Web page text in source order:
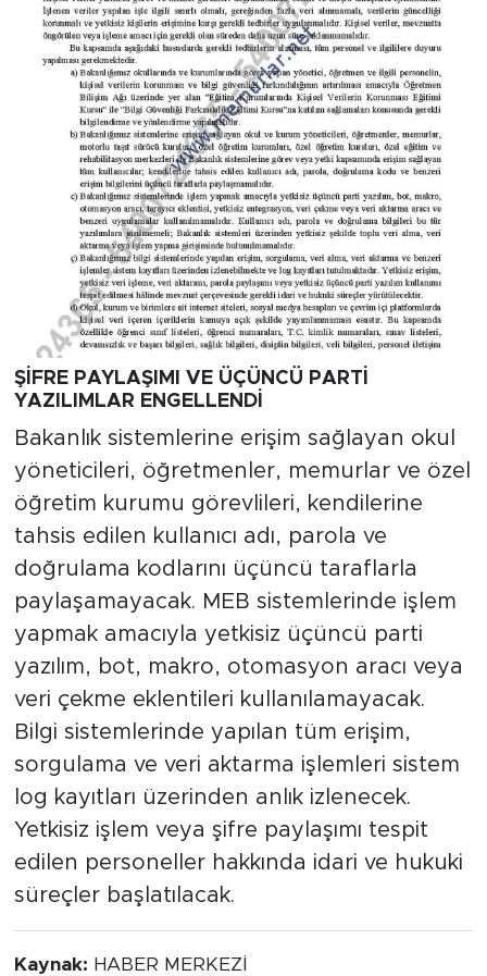
ŞİFRE PAYLAŞIMI VE ÜÇÜNCÜ PARTİ
YAZILIMLAR ENGELLENDİ
Bakanlık sistemlerine erişim sağlayan okul
yöneticileri, öğretmenler, memurlar ve özel
öğretim kurumu görevlileri, kendilerine
tahsis edilen kullanıcı adı, parola ve
doğrulama kodlarını üçüncü taraflarla
paylaşamayacak. MEB sistemlerinde işlem
yapmak amacıyla yetkisiz üçüncü parti
yazılım, bot, makro, otomasyon aracı veya
veri çekme eklentileri kullanılamayacak.
Bilgi sistemlerinde yapılan tüm erişim,
sorgulama ve veri aktarma işlemleri sistem
log kayıtları üzerinden anlık izlenecek.
Yetkisiz işlem veya şifre paylaşımı tespit
edilen personeller hakkında idari ve hukuki
süreçler başlatılacak.
Kaynak: HABER MERKEZİ